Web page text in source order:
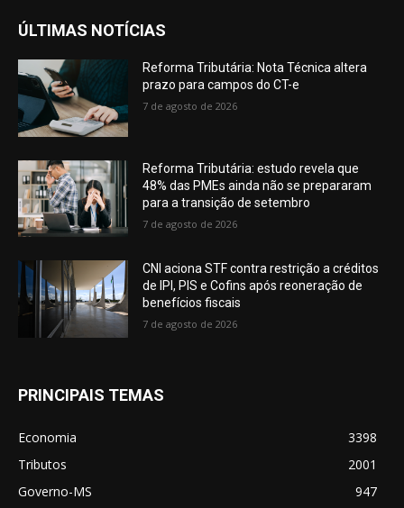
ÚLTIMAS NOTÍCIAS
Reforma Tributária: Nota Técnica altera
prazo para campos do CT-e
7 de agosto de 2026
Reforma Tributária: estudo revela que
48% das PMEs ainda não se prepararam
para a transição de setembro
7 de agosto de 2026
CNI aciona STF contra restrição a créditos
de IPI, PIS e Cofins após reoneração de
benefícios fiscais
7 de agosto de 2026
PRINCIPAIS TEMAS
Economia
3398
Tributos
2001
Governo-MS
947